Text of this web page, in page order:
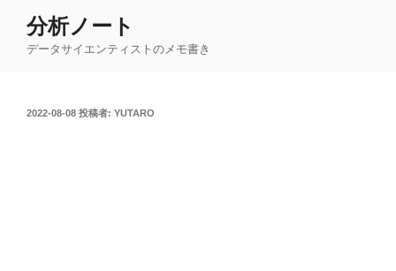
分析ノート
データサイエンティストのメモ書き
投
2022-08-08 投稿者: YUTARO